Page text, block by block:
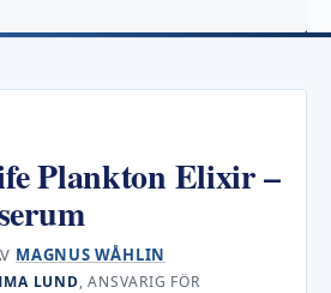
Plankton Elixir –
MAGNUS WÅHLIN
LUND, ANSVARIG FÖR